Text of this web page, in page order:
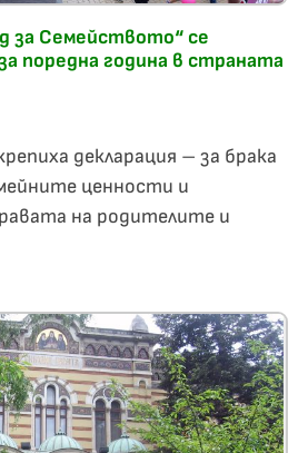
за Семейството“ се
поредна година в страната
декларация – за брака
ценности и
на родителите и